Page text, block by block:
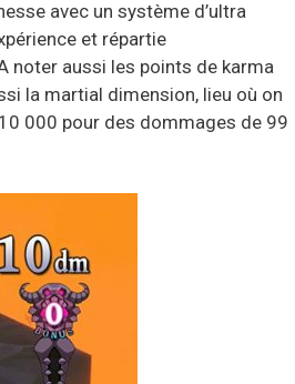
avec un système d’ultra
et répartie
noter aussi les points de karma
la martial dimension, lieu où on
000 pour des dommages de 99